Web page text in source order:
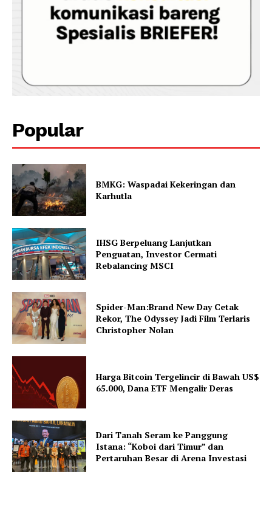
Popular
BMKG: Waspadai Kekeringan dan
Karhutla
IHSG Berpeluang Lanjutkan
Penguatan, Investor Cermati
Rebalancing MSCI
Spider-Man:Brand New Day Cetak
Rekor, The Odyssey Jadi Film Terlaris
Christopher Nolan
Harga Bitcoin Tergelincir di Bawah US$
65.000, Dana ETF Mengalir Deras
Dari Tanah Seram ke Panggung
Istana: “Koboi dari Timur” dan
Pertaruhan Besar di Arena Investasi